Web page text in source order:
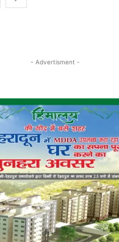
- Advertisment -